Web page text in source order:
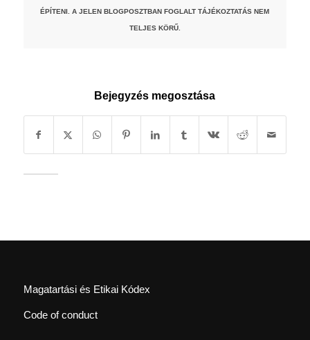
ÉPÍTENI. A JELEN BLOGPOSZTBAN FOGLALT TÁJÉKOZTATÁS NEM
TELJES KÖRŰ.
Bejegyzés megosztása
Magatartási és Etikai Kódex
Code of conduct